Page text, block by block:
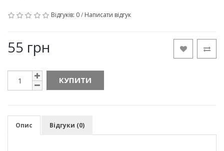
Відгуків: 0/ Написати відгук
55 грн
КУПИТИ
Опис Відгуки (0)